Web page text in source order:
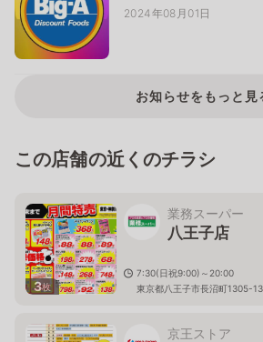
2024年08月01日
お知らせをもっと見
この店舗の近くのチラシ
3枚
業務スーパー
八王子店
7:30(日祝9:00)～20:00
東京都八王子市長沼町1305-13
京王ストア